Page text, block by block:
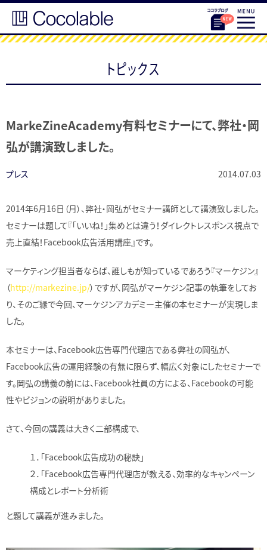
トピックス
MarkeZineAcademy有料セミナーにて、弊社・岡
弘が講演致しました。
プレス 2014.07.03
2014年6月16日（月）、弊社・岡弘がセミナー講師として講演致しました。
セミナーは題して『「いいね！」集めとは違う！ダイレクトレスポンス視点で
売上直結！Facebook広告活用講座』です。
マーケティング担当者ならば、誰しもが知っているであろう『マーケジン』
（http://markezine.jp/）ですが、岡弘がマーケジン記事の執筆をしてお
り、そのご縁で今回、マーケジンアカデミー主催の本セミナーが実現しま
した。
本セミナーは、Facebook広告専門代理店である弊社の岡弘が、
Facebook広告の運用経験の有無に限らず、幅広く対象にしたセミナーで
す。岡弘の講義の前には、Facebook社員の方による、Facebookの可能
性やビジョンの説明がありました。
さて、今回の講義は大きく二部構成で、
１．「Facebook広告成功の秘訣」
２．「Facebook広告専門代理店が教える、効率的なキャンペーン
構成とレポート分析術
と題して講義が進みました。